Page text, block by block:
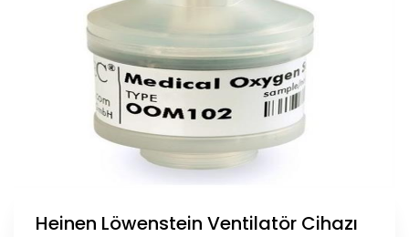
Heinen Löwenstein Ventilatör Cihazı